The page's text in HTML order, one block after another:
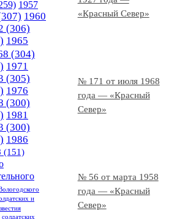
«Красный Север»
№ 171 от июля 1968
года — «Красный
Север»
№ 56 от марта 1958
года — «Красный
Север»
1957
1960
(306)
1965
(304)
1971
(305)
1976
(300)
1981
(300)
1986
(151)
и